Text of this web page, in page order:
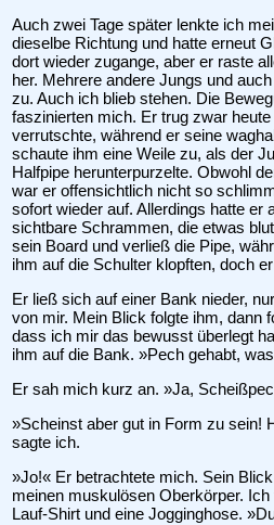
Auch zwei Tage später lenkte ich
dieselbe Richtung und hatte erneut
dort wieder zugange, aber er raste
her. Mehrere andere Jungs und
zu. Auch ich blieb stehen. Die
faszinierten mich. Er trug zwar
verrutschte, während er seine
schaute ihm eine Weile zu, als der
Halfpipe herunterpurzelte. Obwohl
war er offensichtlich nicht so
sofort wieder auf. Allerdings hatte er
sichtbare Schrammen, die etwas
sein Board und verließ die Pipe,
ihm auf die Schulter klopften, doch
Er ließ sich auf einer Bank nieder,
von mir. Mein Blick folgte ihm, dann
dass ich mir das bewusst überlegt
ihm auf die Bank. »Pech gehabt,
Er sah mich kurz an. »Ja,
»Scheinst aber gut in Form zu sein!
sagte ich.
»Jo!« Er betrachtete mich. Sein
meinen muskulösen Oberkörper.
Lauf-Shirt und eine Jogginghose.